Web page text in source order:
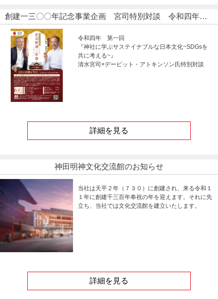
創建一三〇〇年記念事業企画 宮司特別対談 令和四年 第一回
令和四年 第一回
『神社に学ぶサステイナブルな日本文化~SDGsを
共に考える~』
清水宮司×デービット・アトキンソン氏特別対談
詳細を見る
神田明神文化交流館のお知らせ
当社は天平２年（７３０）に創建され、来る令和１
１年に創建千三百年奉祝の年を迎えます。それに先
立ち、当社では文化交流館を建立いたします。
詳細を見る